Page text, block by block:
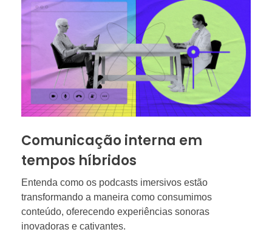
Comunicação interna em
tempos híbridos
Entenda como os podcasts imersivos estão
transformando a maneira como consumimos
conteúdo, oferecendo experiências sonoras
inovadoras e cativantes.